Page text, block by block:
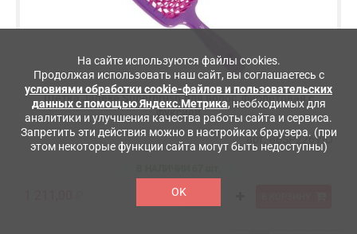
На сайте используются файлы cookies.
Продолжая использовать наш сайт, вы соглашаетесь с
условиями обработки cookie-файлов и пользовательских
данных с помощью Яндекс.Метрика, необходимых для
аналитики и улучшения качества работы сайта и сервиса.
Запретить эти действия можно в настройках браузера. (при
этом некоторые функции сайта могут быть недоступны)
OK
Щетка Janeke Superbrush для волос, фиолетовая с
фуксией
арт. 86SP226VIO